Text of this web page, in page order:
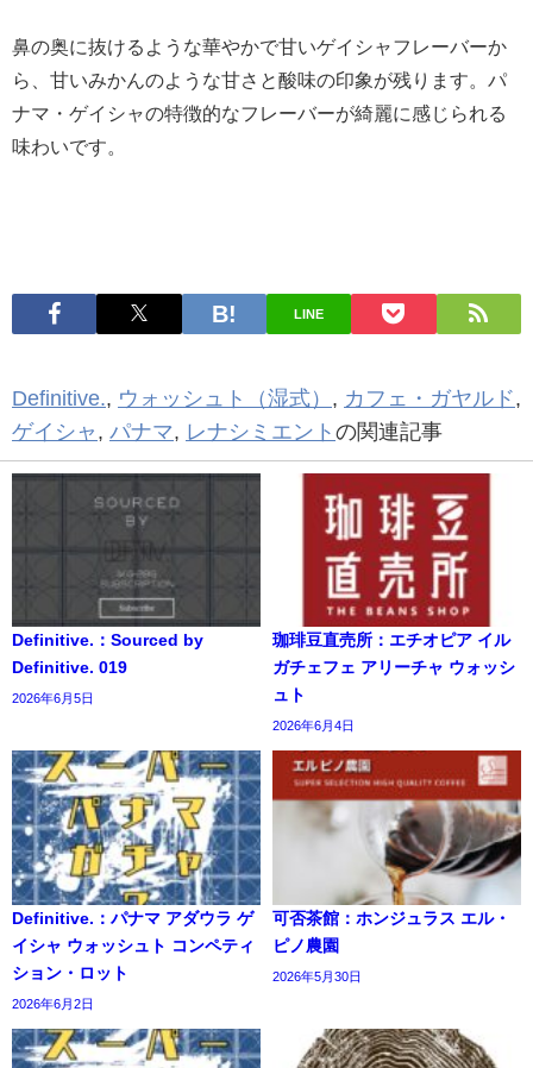
鼻の奥に抜けるような華やかで甘いゲイシャフレーバーか
ら、甘いみかんのような甘さと酸味の印象が残ります。パ
ナマ・ゲイシャの特徴的なフレーバーが綺麗に感じられる
味わいです。
LINE
Definitive., ウォッシュト（湿式） , カフェ・ガヤルド,
ゲイシャ , パナマ, レナシミエント の関連記事
Definitive.：Sourced by
Definitive. 019
2026年6月5日
珈琲豆直売所：エチオピア イル
ガチェフェ アリーチャ ウォッシ
ュト
2026年6月4日
Definitive.：パナマ アダウラ ゲ
イシャ ウォッシュト コンペティ
ション・ロット
2026年6月2日
可否茶館：ホンジュラス エル・
ピノ農園
2026年5月30日